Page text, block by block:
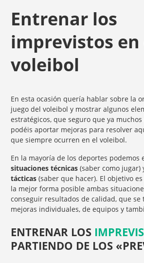
Entrenar los
imprevistos en
voleibol
En esta ocasión quería hablar sobre la
juego del voleibol y mostrar algunos
estratégicos, que seguro que ya
podéis aportar mejoras para resolver
que siempre ocurren en el voleibol.
En la mayoría de los deportes podemos
situaciones técnicas (saber como jugar)
tácticas (saber que hacer). El objetivo
la mejor forma posible ambas
conseguir resultados de calidad, que se
mejoras individuales, de equipos y
ENTRENAR LOS
PARTIENDO DE LOS